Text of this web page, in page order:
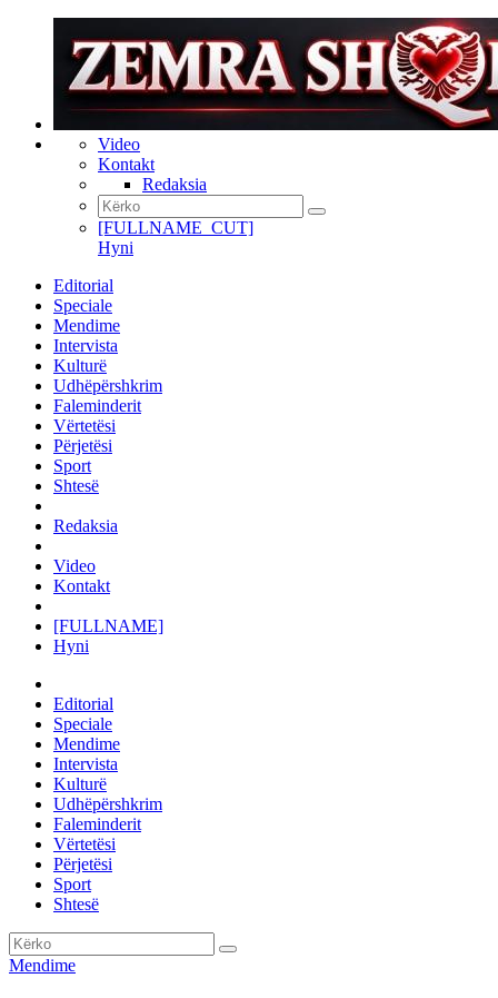
Video
Kontakt
Redaksia
[FULLNAME_CUT]
Hyni
Editorial
Speciale
Mendime
Intervista
Kulturë
Udhëpërshkrim
Faleminderit
Vërtetësi
Përjetësi
Sport
Shtesë
Redaksia
Video
Kontakt
[FULLNAME]
Hyni
Editorial
Speciale
Mendime
Intervista
Kulturë
Udhëpërshkrim
Faleminderit
Vërtetësi
Përjetësi
Sport
Shtesë
Mendime